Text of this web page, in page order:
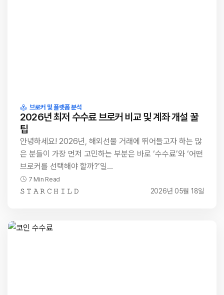
브로커 및 플랫폼 분석
2026년 최저 수수료 브로커 비교 및 계좌 개설 꿀
팁
안녕하세요! 2026년, 해외선물 거래에 뛰어들고자 하는 많
은 분들이 가장 먼저 고민하는 부분은 바로 ‘수수료’와 ‘어떤
브로커를 선택해야 할까?’일…
7 Min Read
𝚂 𝚃 𝙰 𝚁 𝙲 𝙷 𝙸 𝙻 𝙳 2026년 05월 18일